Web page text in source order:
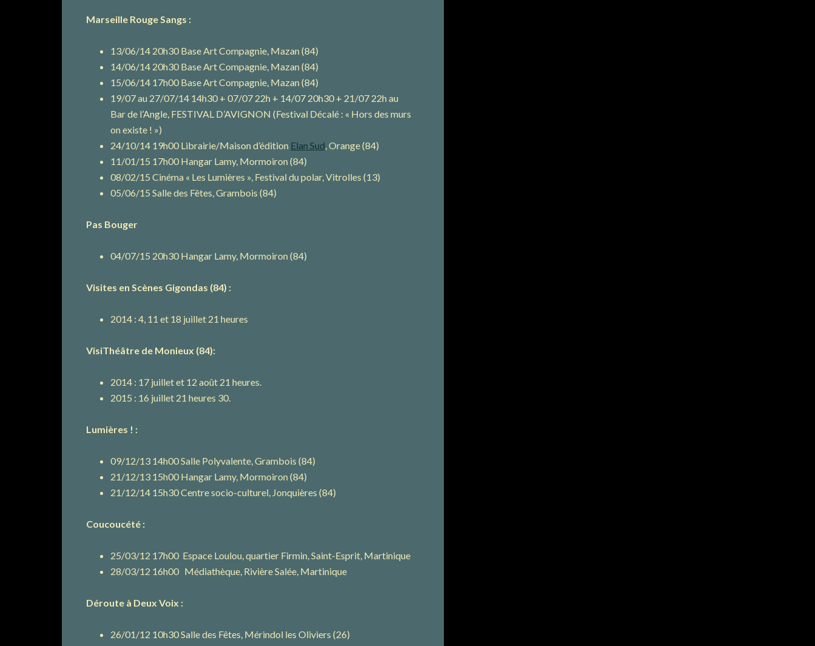
Marseille Rouge Sangs :
13/06/14 20h30 Base Art Compagnie, Mazan (84)
14/06/14 20h30 Base Art Compagnie, Mazan (84)
15/06/14 17h00 Base Art Compagnie, Mazan (84)
19/07 au 27/07/14 14h30 + 07/07 22h + 14/07 20h30 + 21/07 22h au
Bar de l’Angle, FESTIVAL D’AVIGNON (Festival Décalé : « Hors des murs
on existe ! »)
24/10/14 19h00 Librairie/Maison d’édition Elan Sud , Orange (84)
11/01/15 17h00 Hangar Lamy, Mormoiron (84)
08/02/15 Cinéma « Les Lumières », Festival du polar, Vitrolles (13)
05/06/15 Salle des Fêtes, Grambois (84)
Pas Bouger
04/07/15 20h30 Hangar Lamy, Mormoiron (84)
Visites en Scènes Gigondas (84) :
2014 : 4, 11 et 18 juillet 21 heures
VisiThéâtre de Monieux (84):
2014 : 17 juillet et 12 août 21 heures.
2015 : 16 juillet 21 heures 30.
Lumières ! :
09/12/13 14h00 Salle Polyvalente, Grambois (84)
21/12/13 15h00 Hangar Lamy, Mormoiron (84)
21/12/14 15h30 Centre socio-culturel, Jonquières (84)
Coucoucété :
25/03/12 17h00 Espace Loulou, quartier Firmin, Saint-Esprit, Martinique
28/03/12 16h00 Médiathèque, Rivière Salée, Martinique
Déroute à Deux Voix :
26/01/12 10h30 Salle des Fêtes, Mérindol les Oliviers (26)